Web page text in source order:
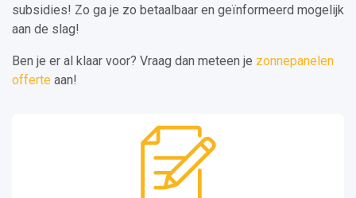
subsidies! Zo ga je zo betaalbaar en geïnformeerd mogelijk
aan de slag!
Ben je er al klaar voor? Vraag dan meteen je zonnepanelen
offerte aan!